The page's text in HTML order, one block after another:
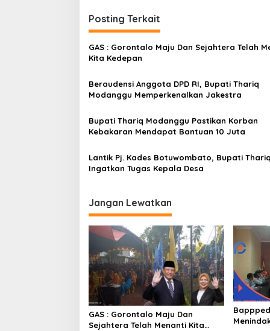
i
g
a
s
i
p
s
Posting Terkait
GAS : Gorontalo Maju Dan Sejahtera Telah
Kita Kedepan
Beraudensi Anggota DPD RI, Bupati Thariq
Modanggu Memperkenalkan Jakestra
Bupati Thariq Modanggu Pastikan Korban
Kebakaran Mendapat Bantuan 10 Juta
Lantik Pj. Kades Botuwombato, Bupati Thariq
Ingatkan Tugas Kepala Desa
Jangan Lewatkan
GAS : Gorontalo Maju Dan
Sejahtera Telah Menanti Kita